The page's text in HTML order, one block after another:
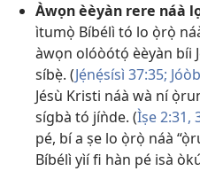
Àwọn èèyàn rere náà
ìtumọ̀ Bíbélì tó lo ọ̀rọ̀
àwọn olóòótọ́ èèyàn bíi
síbẹ̀. (Jẹ́nẹ́sísì 37:35;
Jésù Kristi náà wà ní
sígbà tó jíǹde. (Ìṣe 2:31,
pé, bí a ṣe lo ọ̀rọ̀ náà
Bíbélì yìí fi hàn pé isà